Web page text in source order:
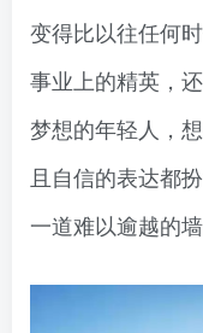
变得比以往任何
事业上的精英，
梦想的年轻人，
且自信的表达都
一道难以逾越的